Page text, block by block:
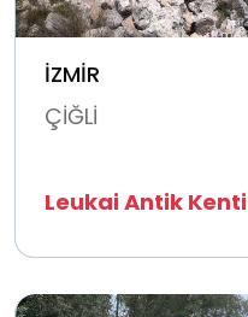
İZMİR
ÇİĞLİ
Leukai Antik Kenti